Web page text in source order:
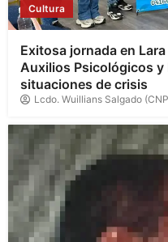
Cultura
Exitosa jornada en
Auxilios Psicológicos
situaciones de crisis
Lcdo. Wuillians Salgado